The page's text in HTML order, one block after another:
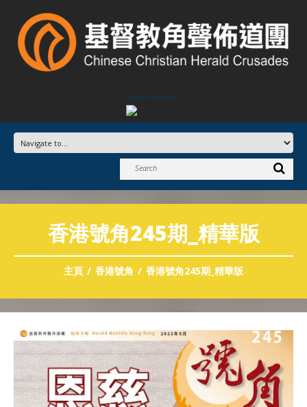
Advertisement
香港號角245期_精華版
主頁 香港號角 香港號角245期_精華版